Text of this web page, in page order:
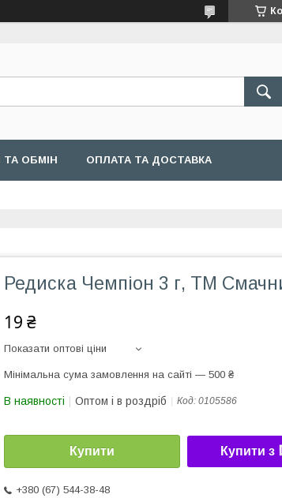
ОБМІН ОПЛАТА ТА ДОСТАВКА
Редиска Чемпіон 3 г, ТМ
19 ₴
Показати оптові ціни
Мінімальна сума замовлення на сайті — 500 ₴
В наявності Оптом і в роздріб Код: 0105586
Купити Купити з
+380 (67) 544-38-48